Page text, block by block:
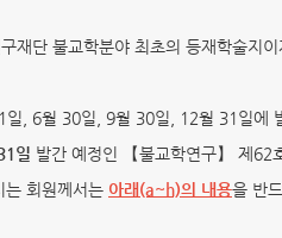
재단 불교학분야 최초의 등재학술지
, 6월 30일, 9월 30일, 12월 31일에
일 발간 예정인 【불교학연구】 제62
는 회원께서는 아래(a~h)의 내용을 반